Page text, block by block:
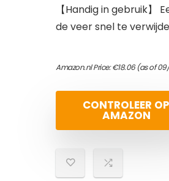
【Handig in gebruik
de veer snel te
Amazon.nl Price:€18.06(as of
CONTROLEER OP
AMAZON